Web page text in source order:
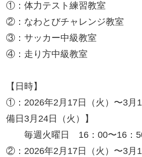
①：体力テスト練習教室
②：なわとびチャレンジ教室
③：サッカー中級教室
④：走り方中級教室
【日時】
①：2026年2月17日（火）〜3月
備日3月24日（火）】
毎週火曜日 16：00〜16：
②：2026年2月17日（火）〜3月